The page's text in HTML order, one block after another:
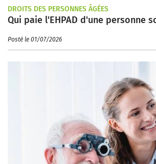
DROITS DES PERSONNES ÂGÉES
Qui paie l'EHPAD d'une personne
Posté le 01/07/2026